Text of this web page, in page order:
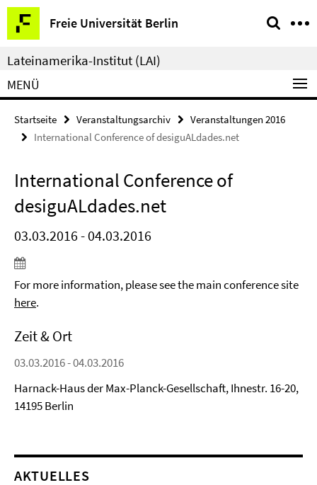
Springe
direkt
zu
Inhalt
Freie Universität Berlin
Service-
Navigation
Lateinamerika-Institut (LAI)
MENÜ
Startseite Veranstaltungsarchiv
Veranstaltungen 2016
International Conference of desiguALdades.net
International Conference of
desiguALdades.net
03.03.2016 - 04.03.2016
For more information, please see the main conference site
here.
Zeit & Ort
03.03.2016 - 04.03.2016
Harnack-Haus der Max-Planck-Gesellschaft, Ihnestr. 16-20,
14195 Berlin
AKTUELLES